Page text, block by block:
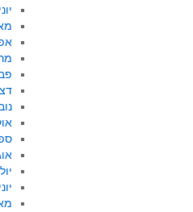
יוני 2019
מאי
מרץ
יולי
יוני 2018
מאי